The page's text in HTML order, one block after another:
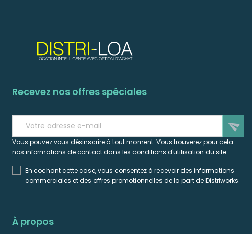
Recevez nos offres spéciales
send
Vous pouvez vous désinscrire à tout moment. Vous trouverez pour cela
nos informations de contact dans les conditions d'utilisation du site.
En cochant cette case, vous consentez à recevoir des informations
commerciales et des offres promotionnelles de la part de Distriworks.
À propos